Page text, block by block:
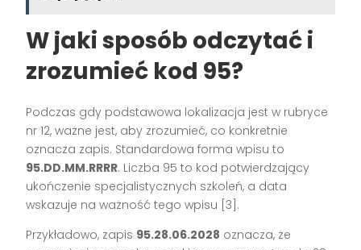
W jaki sposób odczytać i
zrozumieć kod 95?
Podczas gdy podstawowa lokalizacja jest w rubryce
nr 12, ważne jest, aby zrozumieć, co konkretnie
oznacza zapis. Standardowa forma wpisu to
95.DD.MM.RRRR. Liczba 95 to kod potwierdzający
ukończenie specjalistycznych szkoleń, a data
wskazuje na ważność tego wpisu [3].
Przykładowo, zapis 95.28.06.2028 oznacza, że